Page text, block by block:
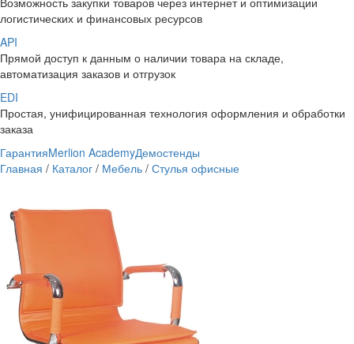
логистических и финансовых ресурсов
API
Прямой доступ к данным о наличии товара на складе,
автоматизация заказов и отгрузок
EDI
Простая, унифицированная технология оформления и обработки
заказа
ГарантияMerlion AcademyДемостенды
Главная / Каталог / Мебель / Стулья офисные